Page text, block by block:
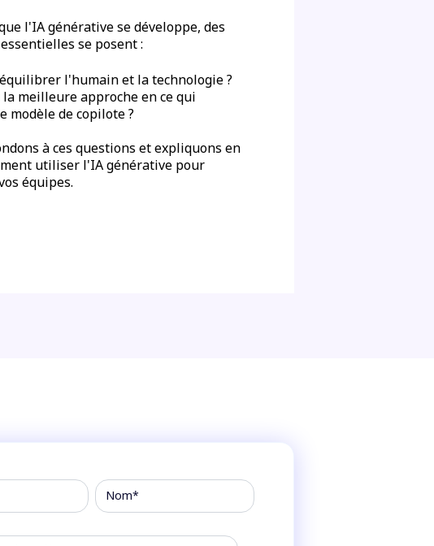
l'IA générative se développe, des
se posent :
l'humain et la technologie ?
meilleure approche en ce qui
modèle de copilote ?
à ces questions et expliquons en
utiliser l'IA générative pour
équipes.